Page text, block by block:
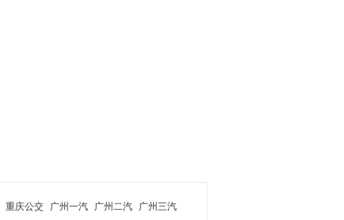
重庆公交 广州一汽 广州二汽 广州三汽